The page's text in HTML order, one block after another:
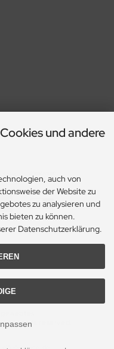
All rights reserved.
eW-Service.de
und andere
auch von
der Website zu
zu analysieren und
bieten zu können.
Datenschutzerklärung.